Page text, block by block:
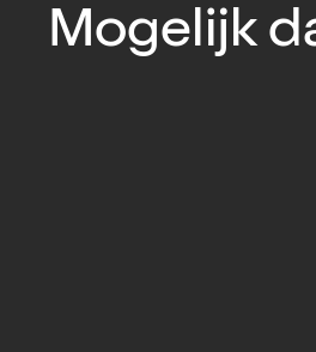
Mogelijk